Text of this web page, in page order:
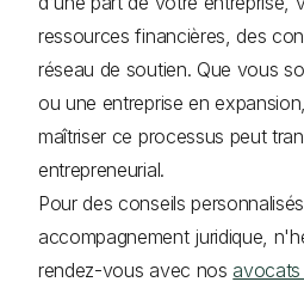
ressources financières, des
réseau de soutien. Que vous
ou une entreprise en
maîtriser ce processus peut
entrepreneurial.
Pour des conseils
accompagnement juridique,
rendez-vous avec nos